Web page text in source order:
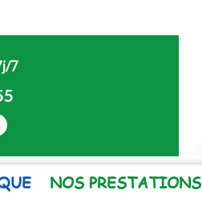
7
NOS PRESTATIONS